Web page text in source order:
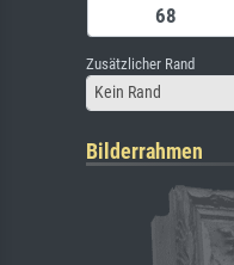
Zusätzlicher Rand
Kein Rand
Bilderrahmen